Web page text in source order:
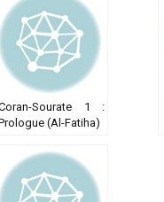
Sourate 1 :
(Al-Fatiha)